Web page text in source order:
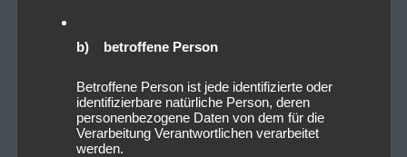
b) betroffene Person
Betroffene Person ist jede identifizierte oder
identifizierbare natürliche Person, deren
personenbezogene Daten von dem für die
Verarbeitung Verantwortlichen verarbeitet
werden.